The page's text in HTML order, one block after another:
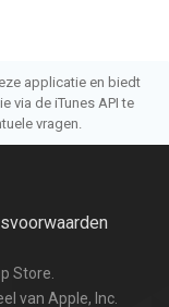
applicatie en biedt
via de iTunes API te
vragen.
Store.
van Apple, Inc.